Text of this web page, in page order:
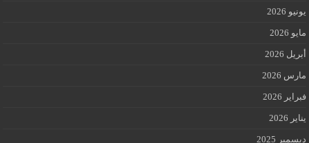
يونيو 2026
مايو 2026
أبريل 2026
مارس 2026
فبراير 2026
يناير 2026
ديسمبر 2025